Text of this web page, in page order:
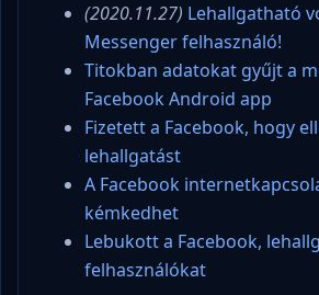
(2020.11.27) Lehallgatható
Messenger felhasználó!
Titokban adatokat gyűjt a
Facebook Android app
Fizetett a Facebook, hogy
lehallgatást
A Facebook
kémkedhet
Lebukott a Facebook,
felhasználókat